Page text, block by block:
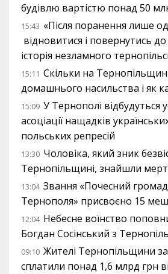
будівлю вартістю понад 50
15:43 «Після поранення лише
відновитися і повернутись
історія незламного
15:11 Скільки на
домашнього насильства і як
15:09 У Тернополі відбудуться
асоціації нащадків
польських репресій
13:30 Чоловіка, який зник
Тернопільщині, знайшли
13:04 Звання «Почесний
Тернополя» присвоєно 15
12:04 Небесне воїнство
Богдан Сосінський з
09:10 Жителі Тернопільщини за
сплатили понад 1,6 млрд грн